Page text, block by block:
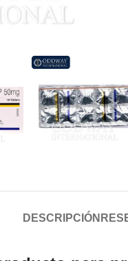
DESCRIPCIÓN